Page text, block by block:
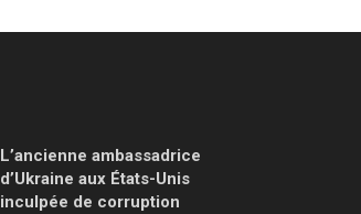
L’ancienne ambassadrice
d’Ukraine aux États-Unis
inculpée de corruption